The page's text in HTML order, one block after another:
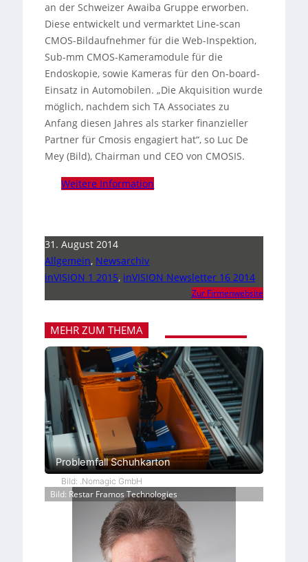
an der Schweizer Awaiba Gruppe erworben.
Diese entwickelt und vermarktet Line-scan
CMOS-Bildaufnehmer für die Web-Inspektion,
Sub-mm CMOS-Kameramodule für die
Endoskopie, sowie Kameras für den On-board-
Einsatz in Automobilen. „Die Akquisition wurde
möglich, nachdem sich TA Associates zu
Anfang diesen Jahres als starker finanzieller
Partner für Cmosis engagiert hat“, so Luc De
Mey (Bild), Chairman und CEO von CMOSIS.
Weitere Information
31. August 2014
Allgemein, Newsarchiv
inVISION 1 2015, inVISION Newsletter 16 2014
Zur Firmenwebsite
MEHR ZUM THEMA
Problemfall Schuhkarton
Bild: .Nomagic GmbH
Bild: Restar Framos Technologies